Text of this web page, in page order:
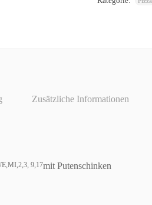
Zusätzliche Informationen
9,17mit Putenschinken